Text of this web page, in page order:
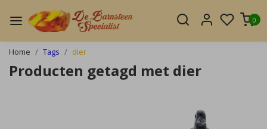
0
Home Tags dier
Producten getagd met dier